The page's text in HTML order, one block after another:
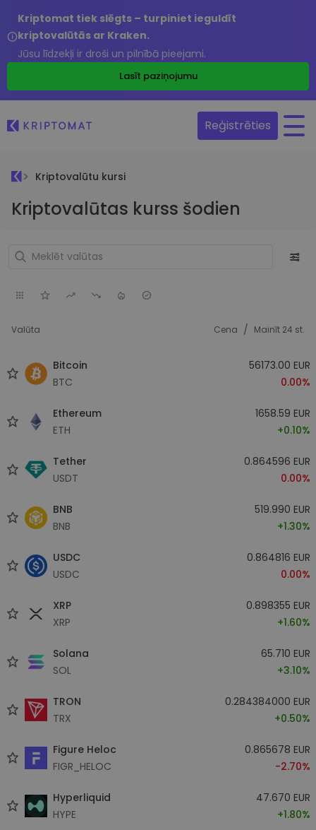
Kriptomat tiek slēgts – turpiniet ieguldīt
kriptovalūtās ar Kraken.
Jūsu līdzekļi ir droši un pilnībā pieejami.
Lasīt paziņojumu
Reģistrēties
Kriptovalūtu kursi
Kriptovalūtas kurss šodien
Valūta Cena / Mainīt 24 st.
Bitcoin
BTC
56173.00 EUR
0.00%
Ethereum
ETH
1658.59 EUR
+0.10%
Tether
USDT
0.864596 EUR
0.00%
BNB
BNB
519.990 EUR
+1.30%
USDC
USDC
0.864816 EUR
0.00%
XRP
XRP
0.898355 EUR
+1.60%
Solana
SOL
65.710 EUR
+3.10%
TRON
TRX
0.284384000 EUR
+0.50%
Figure Heloc
FIGR_HELOC
0.865678 EUR
-2.70%
Hyperliquid
HYPE
47.670 EUR
+1.80%